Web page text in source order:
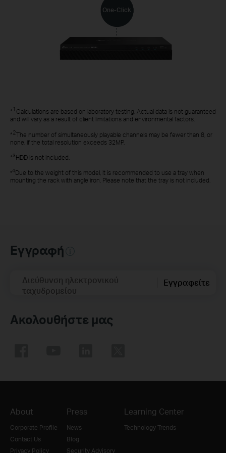
One-Click
* 1 Calculations are based on laboratory testing. Actual data is not guaranteed
and will vary as a result of client limitations and environmental factors.
*2The number of simultaneously playable channels may be fewer than 8, or
none, if the total resolution exceeds 32MP.
*3HDD is not included.
*4Due to the weight of this model, it is recommended to use a tray when
mounting the rack with angle iron. Please note that the tray is not included.
Εγγραφή
Διεύθυνση ηλεκτρονικού
ταχυδρομείου
Εγγραφείτε
Ακολουθήστε μας
About
Corporate Profile
Contact Us
Privacy Policy
Press
News
Blog
Security Advisory
Learning Center
Technology Trends